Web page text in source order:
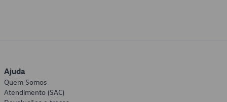
Ajuda
Quem Somos
Atendimento (SAC)